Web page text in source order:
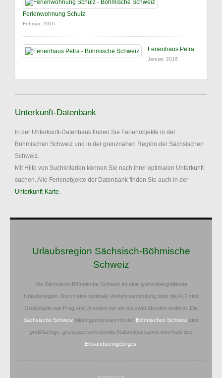
Ferienwohnung Schulz
Februar, 2016
Ferienhaus Petra
Januar, 2016
Unterkunft-Datenbank
In der Unterkunft-Datenbank finden Sie Ferienobjekte in der
Böhmischen Schweiz und in der grenznahen Region der Sächsischen
Schweiz.
Mit Hilfe von Suchkriterien können Sie nach Ihrer optimalen Unterkunft
suchen. Alle Ferienobjekte der Datenbank finden Sie auch in der
Unterkunft-Karte.
Urlaubsregion Sächsisch-Böhmische
Schweiz
Die Sächsisch-Böhmische Schweiz ist eine grenzübergreifende
Urlaubsregion. Durch eine optimale Verkehrsanbindung über die A17 sind
Großstädte wie Prag und Dresden nur ein bis zwei Stunden entfernt. Die
Sächsische Schweiz bildet gemeinsam mit der Böhmischen Schweiz eine
großflächige, grenzüberschreitende Nationalparkzone innerhalb des
Elbsandsteingebirges